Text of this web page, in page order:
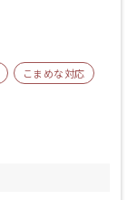
こまめな対応